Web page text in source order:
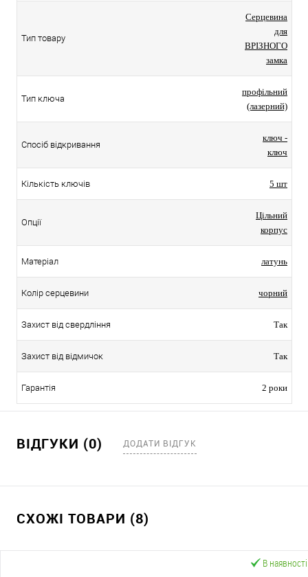
Тип товару
Серцевина
для
ВРІЗНОГО
замка
Тип ключа
профільний
(лазерний)
Спосіб відкривання
ключ -
ключ
Кількість ключів 5 шт
Опції
Цільний
корпус
Матеріал латунь
Колір серцевини чорний
Захист від свердління Так
Захист від відмичок Так
Гарантія 2 роки
ВІДГУКИ (0) ДОДАТИ ВІДГУК
СХОЖІ ТОВАРИ (8)
В наявності